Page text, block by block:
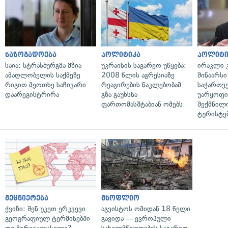
საზოგადოება
საია: სტრასბურგმა მზია
ამაღლობელის საქმეზე
რიგით მეოთხე საჩივარი
დაარეგისტრირა
პოლიტიკა
უკრაინის საგარეო უწყება:
2008 წლის აგრესიაზე
რეაგირების ნაკლებობამ
გზა გაუხსნა
ფართომასშტაბიან ომებს
ირაკლი
მეცნიერება
ქვიზი: შენ უკეთ ერკვევი
გეოგრაფიულ ტერმინებში
მსოფლიო
აგვისტოს ომიდან 18 წელი
გავიდა — ევროპული